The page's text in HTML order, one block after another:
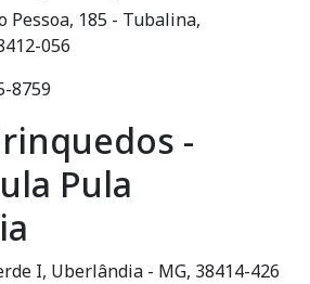
Pessoa, 185 - Tubalina,
056
8759
-
Pula
I, Uberlândia - MG, 38414-426